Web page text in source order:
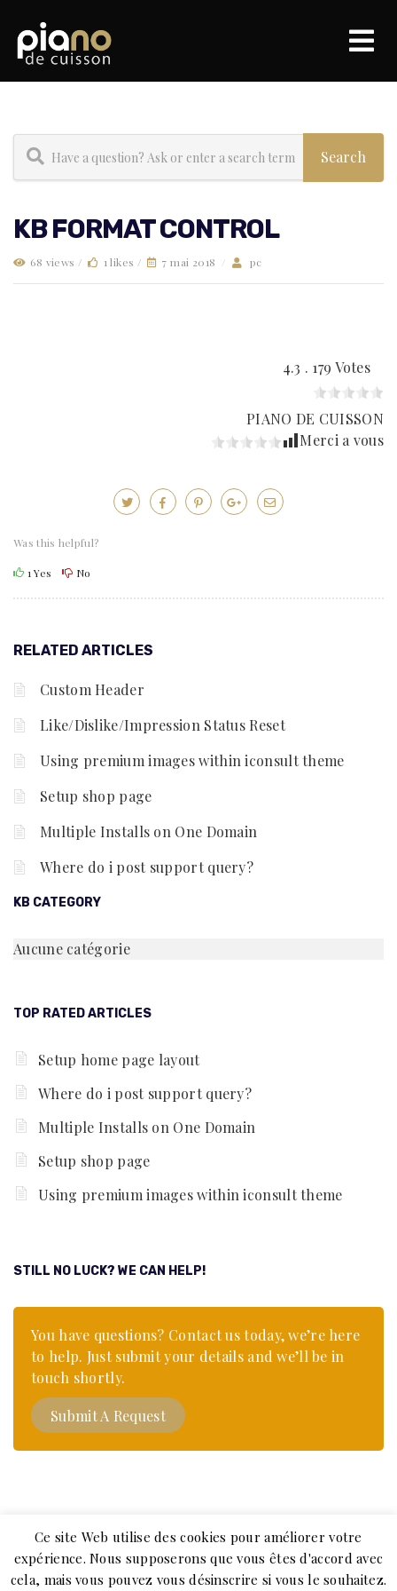
KB FORMAT CONTROL
68 views / 1 likes / 7 mai 2018 / pc
4.3 . 179 Votes
PIANO DE CUISSON
Merci a vous
Was this helpful?
1Yes No
RELATED ARTICLES
Custom Header
Like/Dislike/Impression Status Reset
Using premium images within iconsult theme
Setup shop page
Multiple Installs on One Domain
Where do i post support query?
KB CATEGORY
Aucune catégorie
TOP RATED ARTICLES
Setup home page layout
Where do i post support query?
Multiple Installs on One Domain
Setup shop page
Using premium images within iconsult theme
STILL NO LUCK? WE CAN HELP!
You have questions? Contact us today, we’re here
to help. Just submit your details and we’ll be in
touch shortly.
Submit A Request
© 2020Piano-de-cuisson.com. Tous droits réservés.
Ce site Web utilise des cookies pour améliorer votre
expérience. Nous supposerons que vous êtes d'accord avec
cela, mais vous pouvez vous désinscrire si vous le souhaitez.